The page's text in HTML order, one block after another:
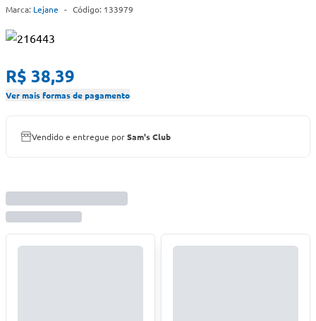
Marca: Lejane - Código: 133979
R$ 38,39
Ver mais formas de pagamento
Vendido e entregue porSam's Club